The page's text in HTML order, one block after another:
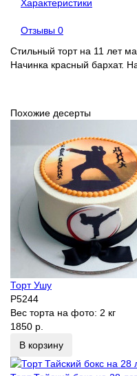
Характеристики
Отзывы 0
Стильный торт на 11 лет
Начинка красный бархат.
Похожие десерты
Торт Ушу
P5244
Вес торта на фото: 2 кг
1850 р.
В корзину